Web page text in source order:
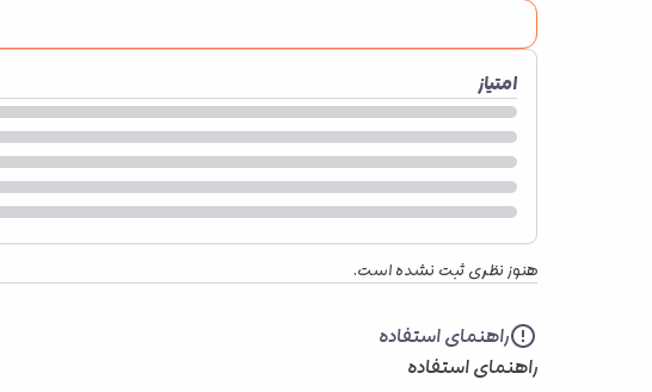
امتیاز
هنوز نظری ثبت نشده است.
راهنمای استفاده
راهنمای استفاده